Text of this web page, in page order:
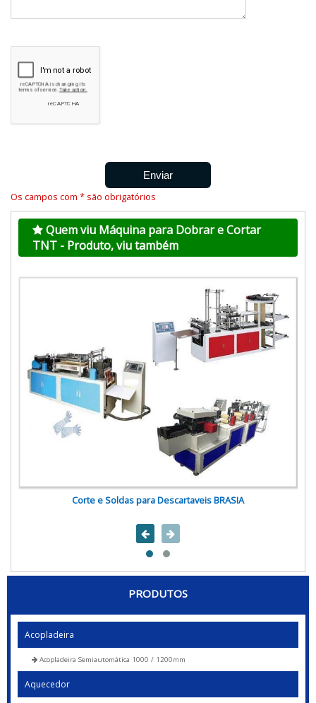
Os campos com * são obrigatórios
Quem viu Máquina para Dobrar e Cortar
TNT - Produto, viu também
Corte e Soldas para Descartaveis BRASIA
PRODUTOS
Acopladeira
Acopladeira Semiautomática 1000 / 1200mm
Aquecedor